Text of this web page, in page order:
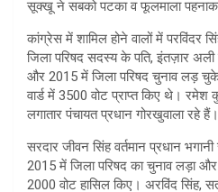
सूक्खू ने सबको पटका व फूलमाला
कांग्रेस में शामिल होने वालों में परविंदर
जिला परिषद सदस्य के पति, इंतज़ार अली
और 2015 में जिला परिषद चुनाव लड़ चुके
वार्ड में 3500 वोट प्राप्त किए थे। रमेश
लगातार पंचायत प्रधान गोरखुवाला रहे हैं।
सरदार जीवन सिंह वर्तमान प्रधान
2015 में जिला परिषद का चुनाव लड़ा और
2000 वोट हासिल किए। अरविंद सिंह,